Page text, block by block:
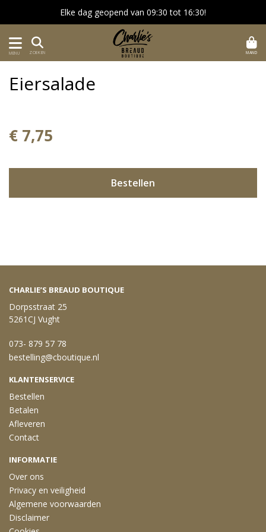
Elke dag geopend van 09:30 tot 16:30!
MENU ZOEKEN MAND
Eiersalade
€ 7,75
Bestellen
CHARLIE’S BREAUD BOUTIQUE
Dorpsstraat 25
5261CJ Vught
073- 879 57 78
bestelling@cboutique.nl
KLANTENSERVICE
Bestellen
Betalen
Afleveren
Contact
INFORMATIE
Over ons
Privacy en veiligheid
Algemene voorwaarden
Disclaimer